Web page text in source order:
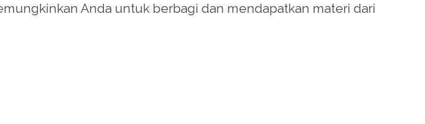
Anda untuk berbagi dan mendapatkan materi dari